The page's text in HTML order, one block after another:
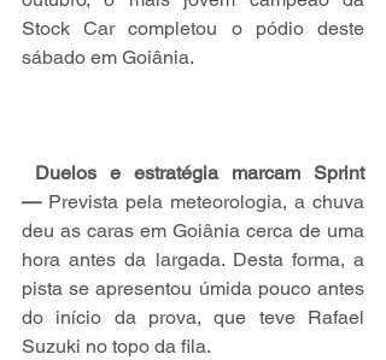
Stock Car completou o pódio deste
sábado em Goiânia.
Duelos e estratégia marcam Sprint
— Prevista pela meteorologia, a chuva
deu as caras em Goiânia cerca de uma
hora antes da largada. Desta forma, a
pista se apresentou úmida pouco antes
do início da prova, que teve Rafael
Suzuki no topo da fila.